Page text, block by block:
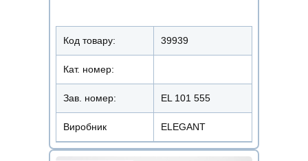
Код товару: 39939
Кат. номер:
Зав. номер: EL 101 555
Виробник ELEGANT